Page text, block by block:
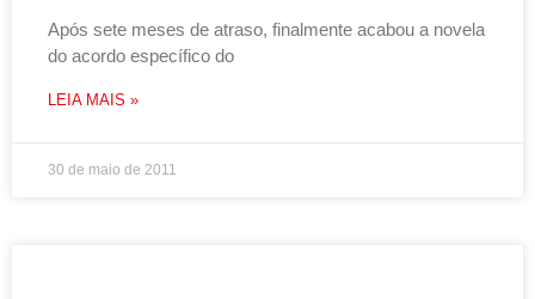
Após sete meses de atraso, finalmente acabou a novela
do acordo específico do
LEIA MAIS »
30 de maio de 2011